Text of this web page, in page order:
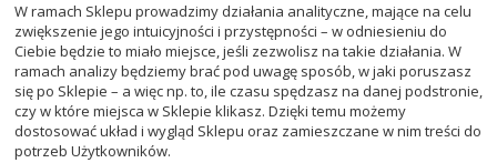
W ramach Sklepu prowadzimy działania analityczne, mające na celu
zwiększenie jego intuicyjności i przystępności – w odniesieniu do
Ciebie będzie to miało miejsce, jeśli zezwolisz na takie działania. W
ramach analizy będziemy brać pod uwagę sposób, w jaki poruszasz
się po Sklepie – a więc np. to, ile czasu spędzasz na danej podstronie,
czy w które miejsca w Sklepie klikasz. Dzięki temu możemy
dostosować układ i wygląd Sklepu oraz zamieszczane w nim treści do
potrzeb Użytkowników.